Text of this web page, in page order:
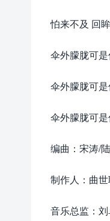
怕来不及 回
伞外朦胧可
伞外朦胧可
伞外朦胧可
编曲：宋涛/
制作人：曲
音乐总监：